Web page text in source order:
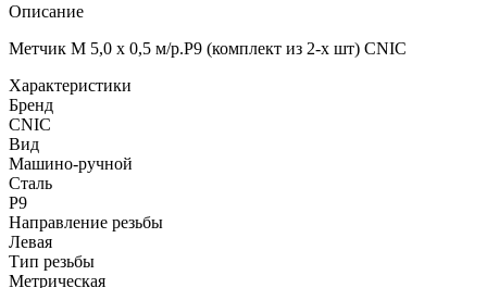
Описание
Метчик М 5,0 х 0,5 м/р.Р9 (комплект из 2-х шт) CNIC
Характеристики
Бренд
CNIC
Вид
Машино-ручной
Сталь
Р9
Направление резьбы
Левая
Тип резьбы
Метрическая